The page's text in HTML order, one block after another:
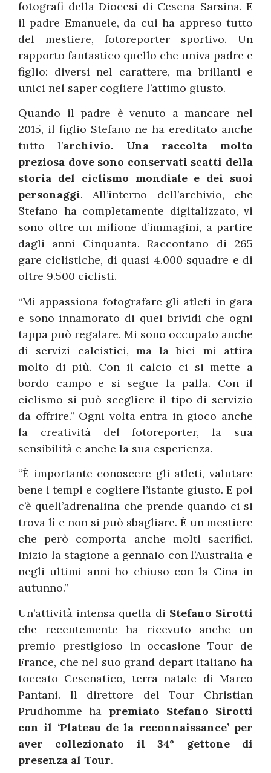
fotografi della Diocesi di Cesena Sarsina. E
il padre Emanuele, da cui ha appreso tutto
del mestiere, fotoreporter sportivo. Un
rapporto fantastico quello che univa padre e
figlio: diversi nel carattere, ma brillanti e
unici nel saper cogliere l’attimo giusto.
Quando il padre è venuto a mancare nel
2015, il figlio Stefano ne ha ereditato anche
tutto l’archivio.
Una raccolta molto
preziosa dove sono conservati scatti della
storia del ciclismo mondiale e dei suoi
personaggi. All’interno dell’archivio, che
Stefano ha completamente digitalizzato, vi
sono oltre un milione d’immagini, a partire
dagli anni Cinquanta. Raccontano di 265
gare ciclistiche, di quasi 4.000 squadre e di
oltre 9.500 ciclisti.
“Mi appassiona fotografare gli atleti in gara
e sono innamorato di quei brividi che ogni
tappa può regalare. Mi sono occupato anche
di servizi calcistici, ma la bici mi attira
molto di più. Con il calcio ci si mette a
bordo campo e si segue la palla. Con il
ciclismo si può scegliere il tipo di servizio
da offrire.” Ogni volta entra in gioco anche
la creatività del fotoreporter, la sua
sensibilità e anche la sua esperienza.
“È importante conoscere gli atleti, valutare
bene i tempi e cogliere l’istante giusto. E poi
c’è quell’adrenalina che prende quando ci si
trova lì e non si può sbagliare. È un mestiere
che però comporta anche molti sacrifici.
Inizio la stagione a gennaio con l’Australia e
negli ultimi anni ho chiuso con la Cina in
autunno.”
Un’attività intensa quella di Stefano Sirotti
che recentemente ha ricevuto anche un
premio prestigioso in occasione Tour de
France, che nel suo grand depart italiano ha
toccato Cesenatico, terra natale di Marco
Pantani. Il direttore del Tour Christian
Prudhomme ha premiato Stefano Sirotti
con il ‘Plateau de la reconnaissance’ per
aver collezionato il 34° gettone di
presenza al Tour.